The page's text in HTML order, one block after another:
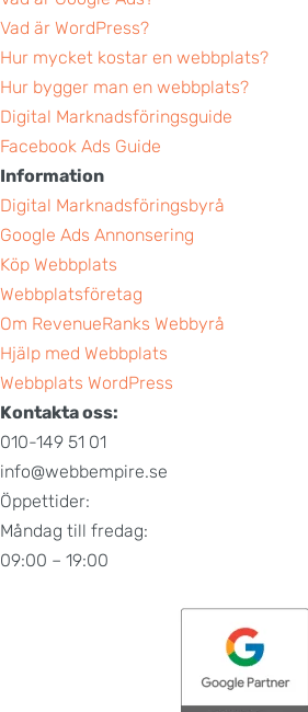
Vad är WordPress?
Hur mycket kostar en webbplats?
Hur bygger man en webbplats?
Digital Marknadsföringsguide
Facebook Ads Guide
Information
Digital Marknadsföringsbyrå
Google Ads Annonsering
Köp Webbplats
Webbplatsföretag
Om RevenueRanks Webbyrå
Hjälp med Webbplats
Webbplats WordPress
Kontakta oss:
010-149 51 01
info@webbempire.se
Öppettider:
Måndag till fredag:
09:00 – 19:00